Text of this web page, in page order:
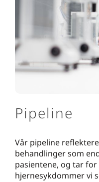
Pipeline
Vår pipeline
behandlinger som
pasientene, og tar for
hjernesykdommer vi